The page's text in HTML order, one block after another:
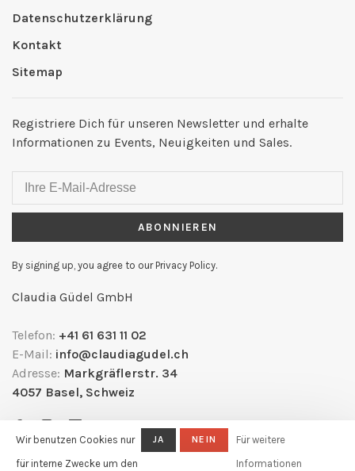
Datenschutzerklärung
Kontakt
Sitemap
Registriere Dich für unseren Newsletter und erhalte
Informationen zu Events, Neuigkeiten und Sales.
ABONNIEREN
By signing up, you agree to our Privacy Policy.
Claudia Güdel GmbH
Telefon: +41 61 631 11 02
E-Mail: info@claudiagudel.ch
Adresse: Markgräflerstr. 34
4057 Basel, Schweiz
Wir benutzen Cookies nur
für interne Zwecke um den
JA NEIN
Für weitere
Informationen